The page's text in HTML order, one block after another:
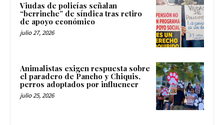
Viudas de policías señalan
“berrinche” de síndica tras retiro
de apoyo económico
julio 27, 2026
Animalistas exigen respuesta sobre
el paradero de Pancho y Chiquis,
perros adoptados por influencer
julio 25, 2026